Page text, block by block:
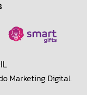
Marketing Digital.